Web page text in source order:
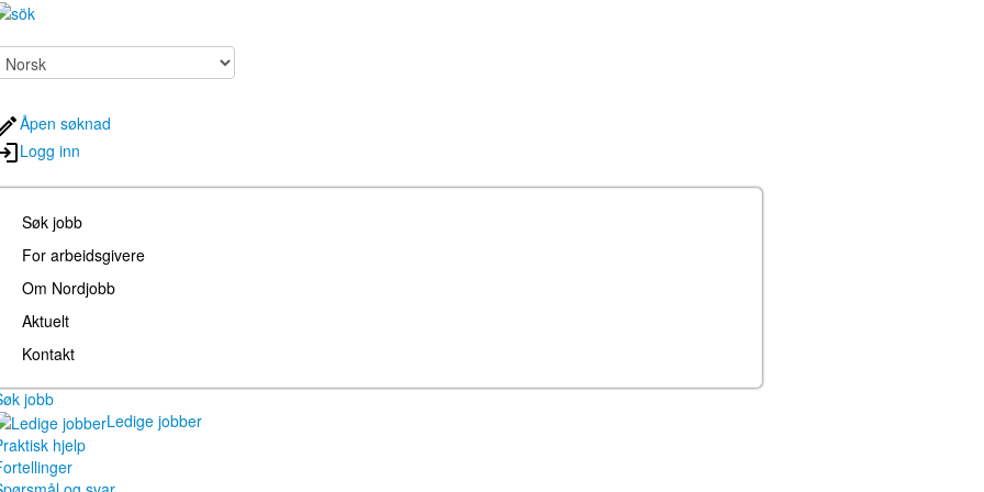
Åpen søknad
Logg inn
Søk jobb
For arbeidsgivere
Om Nordjobb
Aktuelt
Kontakt
jobb
Ledige jobber
hjelp